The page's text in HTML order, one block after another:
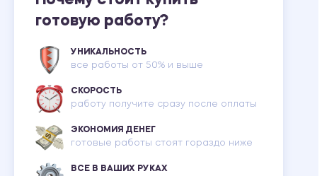
готовую работу?
УНИКАЛЬНОСТЬ
все работы от 50% и выше
СКОРОСТЬ
работу получите сразу после оплаты
ЭКОНОМИЯ ДЕНЕГ
готовые работы стоят гораздо ниже
ВСЕ В ВАШИХ РУКАХ